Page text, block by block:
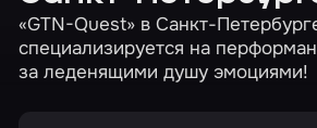
«GTN-Quest» в Санкт-
специализируется на
за леденящими душу эмоциями!